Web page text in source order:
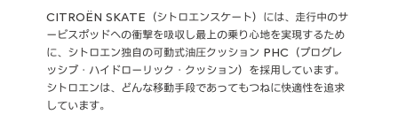
CITROËN SKATE（シトロエンスケート）には、走行中のサ
ービスポッドへの衝撃を吸収し最上の乗り心地を実現するため
に、シトロエン独自の可動式油圧クッション PHC（プログレ
ッシブ・ハイドローリック・クッション）を採用しています。
シトロエンは、どんな移動手段であってもつねに快適性を追求
しています。